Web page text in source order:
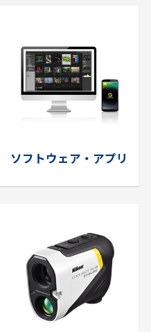
ソフトウェア・アプリ